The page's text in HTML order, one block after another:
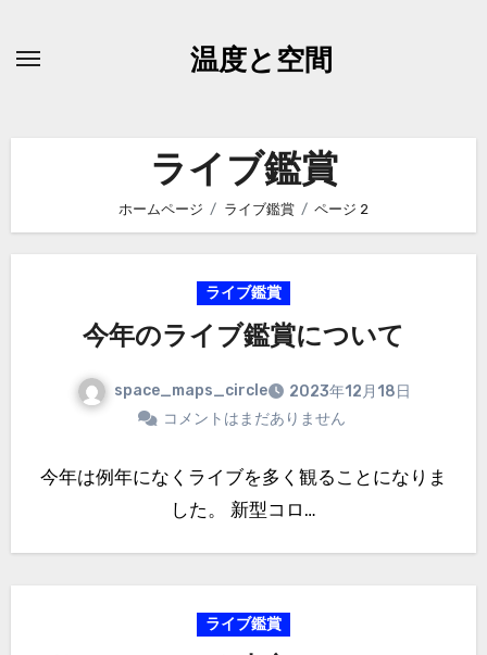
温度と空間
ライブ鑑賞
ホームページ ライブ鑑賞 ページ 2
ライブ鑑賞
今年のライブ鑑賞について
space_maps_circle
2023年12月18日
コメントはまだありません
今年は例年になくライブを多く観ることになりま
した。 新型コロ…
ライブ鑑賞